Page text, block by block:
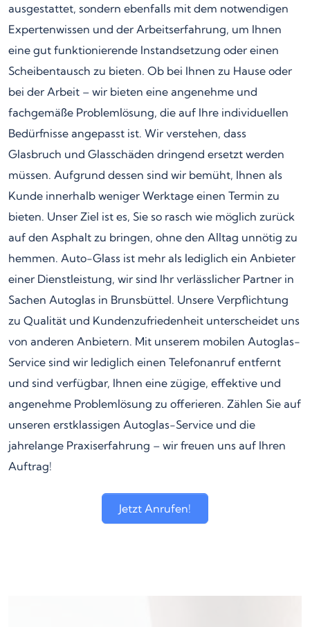
ausgestattet, sondern ebenfalls mit dem notwendigen
Expertenwissen und der Arbeitserfahrung, um Ihnen
eine gut funktionierende Instandsetzung oder einen
Scheibentausch zu bieten. Ob bei Ihnen zu Hause oder
bei der Arbeit – wir bieten eine angenehme und
fachgemäße Problemlösung, die auf Ihre individuellen
Bedürfnisse angepasst ist. Wir verstehen, dass
Glasbruch und Glasschäden dringend ersetzt werden
müssen. Aufgrund dessen sind wir bemüht, Ihnen als
Kunde innerhalb weniger Werktage einen Termin zu
bieten. Unser Ziel ist es, Sie so rasch wie möglich zurück
auf den Asphalt zu bringen, ohne den Alltag unnötig zu
hemmen. Auto-Glass ist mehr als lediglich ein Anbieter
einer Dienstleistung, wir sind Ihr verlässlicher Partner in
Sachen Autoglas in Brunsbüttel. Unsere Verpflichtung
zu Qualität und Kundenzufriedenheit unterscheidet uns
von anderen Anbietern. Mit unserem mobilen Autoglas-
Service sind wir lediglich einen Telefonanruf entfernt
und sind verfügbar, Ihnen eine zügige, effektive und
angenehme Problemlösung zu offerieren. Zählen Sie auf
unseren erstklassigen Autoglas-Service und die
jahrelange Praxiserfahrung – wir freuen uns auf Ihren
Auftrag!
Jetzt Anrufen!